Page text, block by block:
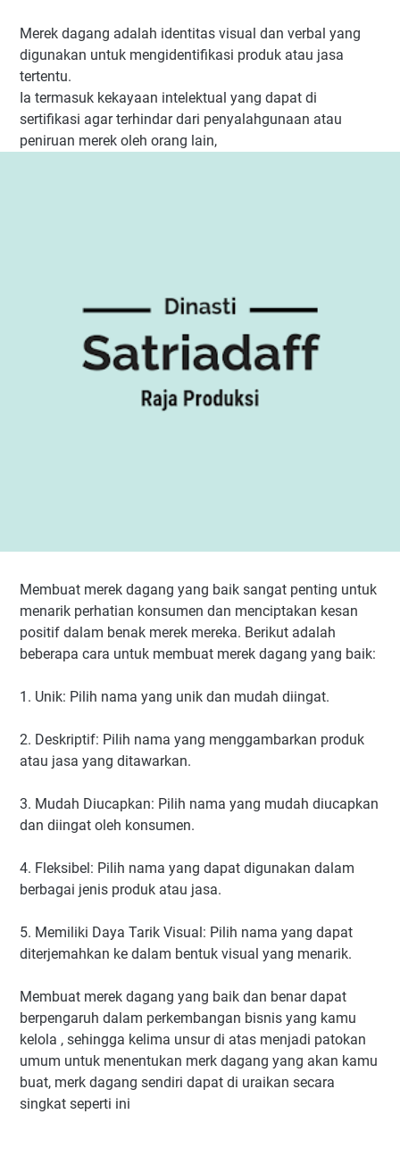
Merek dagang adalah identitas visual dan verbal yang
digunakan untuk mengidentifikasi produk atau jasa
tertentu.
Ia termasuk kekayaan intelektual yang dapat di
sertifikasi agar terhindar dari penyalahgunaan atau
peniruan merek oleh orang lain,
Membuat merek dagang yang baik sangat penting untuk
menarik perhatian konsumen dan menciptakan kesan
positif dalam benak merek mereka. Berikut adalah
beberapa cara untuk membuat merek dagang yang baik:
1. Unik: Pilih nama yang unik dan mudah diingat.
2. Deskriptif: Pilih nama yang menggambarkan produk
atau jasa yang ditawarkan.
3. Mudah Diucapkan: Pilih nama yang mudah diucapkan
dan diingat oleh konsumen.
4. Fleksibel: Pilih nama yang dapat digunakan dalam
berbagai jenis produk atau jasa.
5. Memiliki Daya Tarik Visual: Pilih nama yang dapat
diterjemahkan ke dalam bentuk visual yang menarik.
Membuat merek dagang yang baik dan benar dapat
berpengaruh dalam perkembangan bisnis yang kamu
kelola , sehingga kelima unsur di atas menjadi patokan
umum untuk menentukan merk dagang yang akan kamu
buat, merk dagang sendiri dapat di uraikan secara
singkat seperti ini